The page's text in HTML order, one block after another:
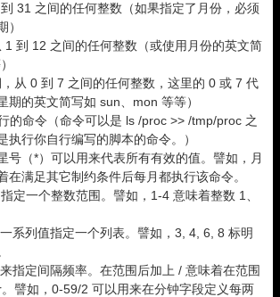
31 之间的任何整数（如果指定了月份，必须
）
到 12 之间的任何整数（或使用月份的英文简
从 0 到 7 之间的任何整数，这里的 0 或 7 代
期的英文简写如 sun、mon 等等）
的命令（命令可以是 ls /proc >> /tmp/proc 之
执行你自行编写的脚本的命令。）
号（*）可以用来代表所有有效的值。譬如，月
在满足其它制约条件后每月都执行该命令。
定一个整数范围。譬如，1-4 意味着整数 1、
系列值指定一个列表。譬如，3, 4, 6, 8 标明
指定间隔频率。在范围后加上 / 意味着在范围
譬如，0-59/2 可以用来在分钟字段定义每两